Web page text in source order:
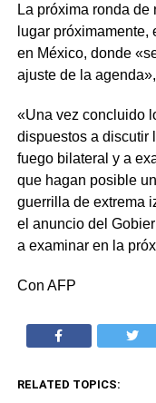
La próxima ronda
lugar
en México, donde
ajuste de la
«Una vez concluido
dispuestos a discutir
fuego bilateral y a
que hagan posible
guerrilla de extrema
el anuncio del
a examinar en la
Con AFP
RELATED TOPICS: